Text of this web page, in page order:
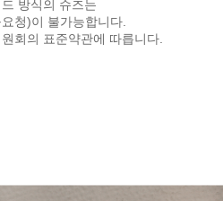
방식의 슈즈는
청)이 불가능합니다.
회의 표준약관에 따릅니다.